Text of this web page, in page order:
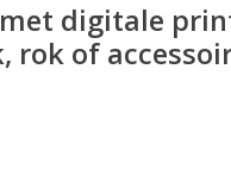
digitale
rok of